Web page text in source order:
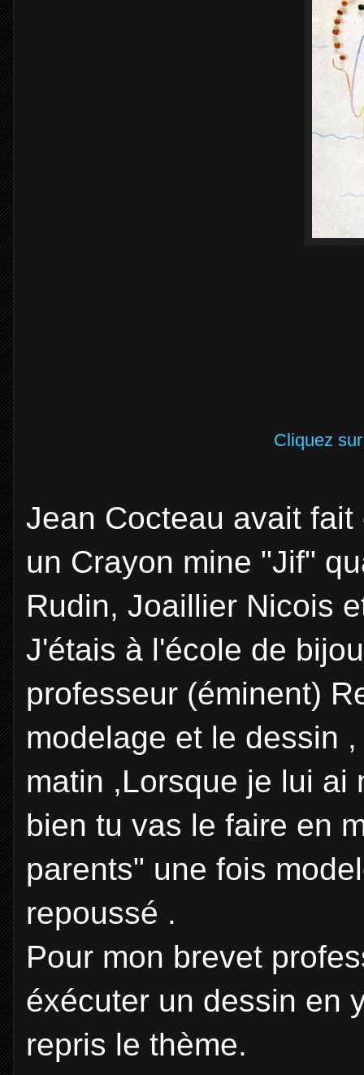
Cliquez
Jean Cocteau avait
un Crayon mine "Jif"
Rudin, Joaillier Nicois
J'étais à l'école de
professeur (éminent)
modelage et le dessin
matin ,Lorsque je lui ai
bien tu vas le faire en
parents" une fois
repoussé .
Pour mon brevet
éxécuter un dessin en
repris le thème.